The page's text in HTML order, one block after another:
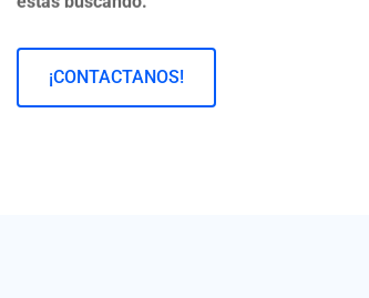
¡CONTACTANOS!